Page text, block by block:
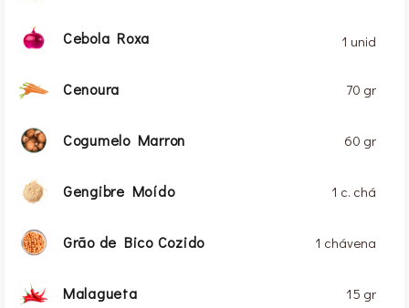
Cebola Roxa 1 unid
Cenoura 70 gr
Cogumelo Marron 60 gr
Gengibre Moído 1 c. chá
Grão de Bico Cozido 1 chávena
Malagueta 15 gr